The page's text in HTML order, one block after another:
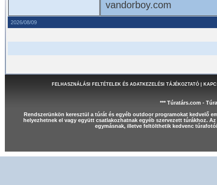
vandorboy.com
2026/08/09
FELHASZNÁLÁSI FELTÉTELEK ÉS ADATKEZELÉSI TÁJÉKOZTATÓ|
*** Túratárs.com -
Rendszerünkön keresztül a túrát és egyéb outdoor programokat kedvelő
helyezhetnek el vagy együtt csatlakozhatnak egyéb szervezett túrákhoz.
egymásnak, illetve feltölthetik kedvenc